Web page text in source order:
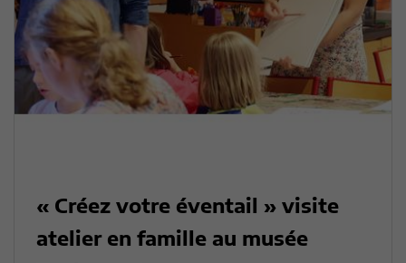
« Créez votre éventail » visite
atelier en famille au musée